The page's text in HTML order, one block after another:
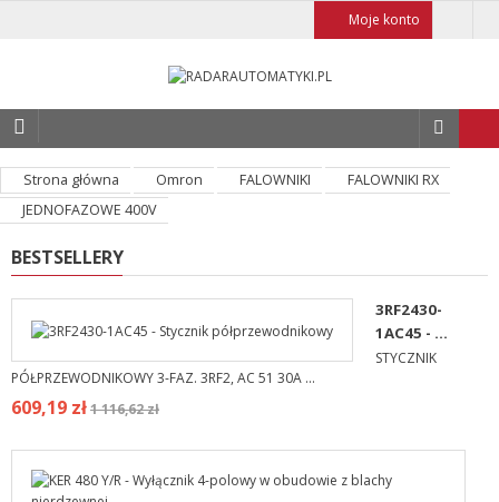
Moje konto
Strona główna Omron FALOWNIKI
FALOWNIKI RX
JEDNOFAZOWE 400V
BESTSELLERY
3RF2430-
1AC45 - ...
STYCZNIK
PÓŁPRZEWODNIKOWY 3-FAZ. 3RF2, AC 51 30A ...
609,19 zł1 116,62 zł